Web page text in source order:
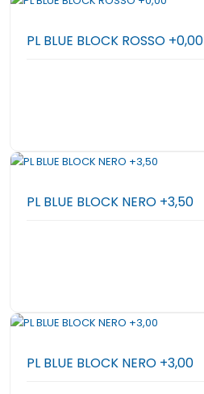
PL BLUE BLOCK ROSSO +0,00
PL BLUE BLOCK NERO +3,50
PL BLUE BLOCK NERO +3,00